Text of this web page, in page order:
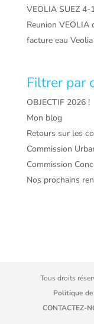
VEOLIA SUEZ
Reunion VEOLIA
facture eau Veolia
Filtrer par
OBJECTIF 2026 !
Mon blog
Retours sur les
Commission
Commission
Nos prochains
Tous droits
Politique
CONTACTEZ-